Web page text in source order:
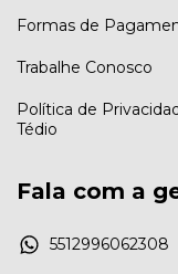
Formas de
Trabalhe Conosco
Política de
Tédio
Fala com a
5512996062308